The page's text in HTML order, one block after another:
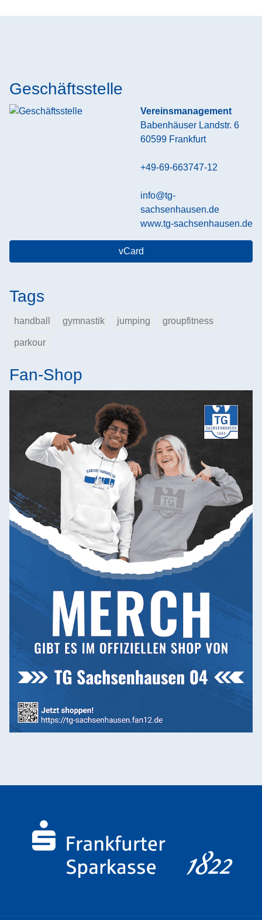
Geschäftsstelle
Vereinsmanagement
Babenhäuser Landstr. 6
60599 Frankfurt
+49-69-663747-12
info@tg-
sachsenhausen.de
www.tg-sachsenhausen.de
vCard
Tags
handball gymnastik jumping groupfitness
parkour
Fan-Shop